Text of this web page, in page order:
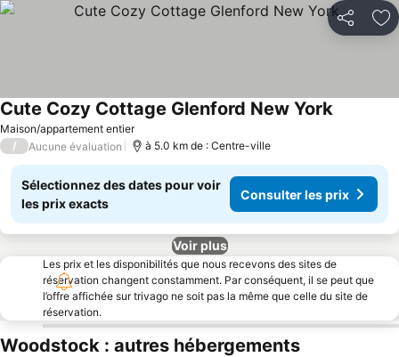
Partager
Maison/appartement entier
Cute Cozy Cottage Glenford New York
/ Aucune évaluation à 5.0 km de : Centre-ville
Sélectionnez des dates pour voir
les prix exacts
Consulter les prix
Voir plus
Les prix et les disponibilités que nous recevons des sites de
réservation changent constamment. Par conséquent, il se peut que
l’offre affichée sur trivago ne soit pas la même que celle du site de
réservation.
Woodstock : autres hébergements